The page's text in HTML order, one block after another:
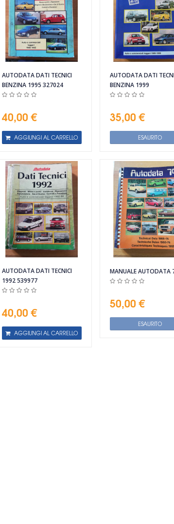
AUTODATA DATI TECNICI
BENZINA 1995 327024
40,00 €
AGGIUNGI AL CARRELLO
AUTODATA DATI
BENZINA 1999
35,00 €
ESAURITO
AUTODATA DATI TECNICI
1992 539977
40,00 €
AGGIUNGI AL CARRELLO
MANUALE AUTODATA
50,00 €
ESAURITO